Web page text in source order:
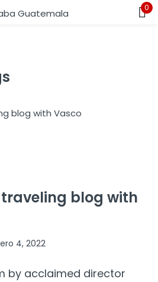
0
blog with
4, 2022
by acclaimed director
Lost password?
AN ACCOUNT